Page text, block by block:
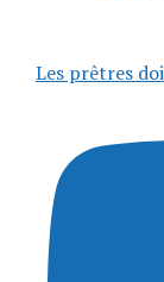
Les prêtres